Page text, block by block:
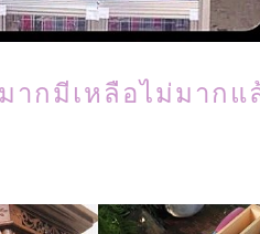
ากมีเหลือไม่มากแ